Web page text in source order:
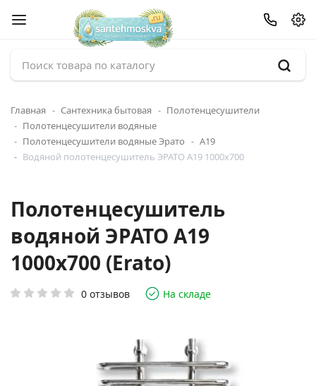
Главная Сантехника бытовая
Полотенцесушители
Полотенцесушители водяные
Полотенцесушители водяные Эрато
А19
Водяной полотенцесушитель ЭРАТО А19 1000x700
Полотенцесушитель
водяной ЭРАТО А19
1000x700 (Erato)
0 отзывов На складе